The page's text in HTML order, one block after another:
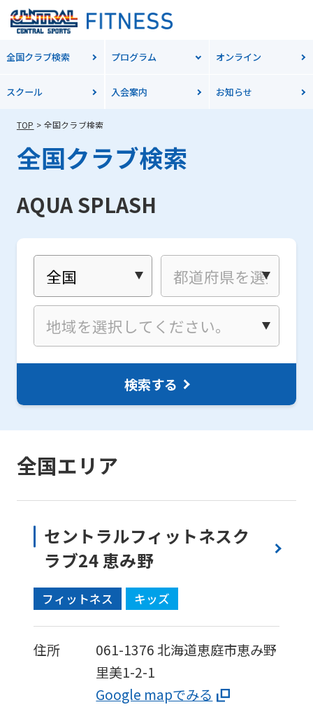
全国クラブ検索 プログラム オンライン
スクール 入会案内 お知らせ
TOP 全国クラブ検索
全国クラブ検索
AQUA SPLASH
検索する
全国エリア
セントラルフィットネスク
ラブ24 恵み野
フィットネス キッズ
住所 061-1376北海道恵庭市恵み野
里美1-2-1
Google mapでみる